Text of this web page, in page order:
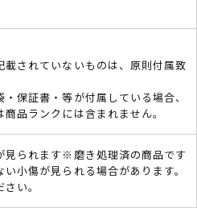
されていないものは、原則付属致
保証書・等が付属している場合、
商品ランクには含まれません。
見られます※磨き処理済の商品です
い小傷が見られる場合があります。
い。